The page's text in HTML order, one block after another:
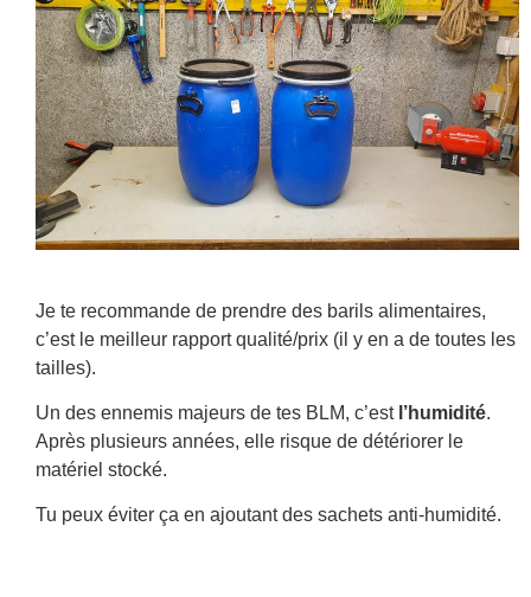
Je te recommande de prendre des barils alimentaires,
c’est le meilleur rapport qualité/prix (il y en a de toutes les
tailles).
Un des ennemis majeurs de tes BLM, c’est l’humidité.
Après plusieurs années, elle risque de détériorer le
matériel stocké.
Tu peux éviter ça en ajoutant des sachets anti-humidité.